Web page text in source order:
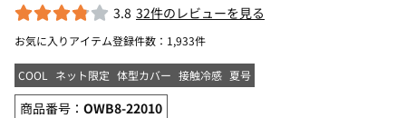
3.8 32件のレビューを見る
お気に入りアイテム登録件数： 1,933件
COOL ネット限定 体型カバー 接触冷感 夏号
商品番号： OWB8-22010